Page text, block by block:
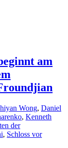
am
Wong, Daniel
, Kenneth
der
, Schloss vor